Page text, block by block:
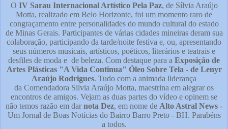
O IV Sarau Internacional Artístico Pela Paz, de Sílvia Araújo
Motta, realizado em Belo Horizonte, foi um momento raro de
congraçamento entre personalidades do mundo cultural do estado
de Minas Gerais. Participantes de várias cidades mineiras deram sua
colaboração, participando da tarde/noite festiva e, ou, apresentando
seus números musicais, artísticos, poéticos, literários e teatrais e
desfiles de moda e de beleza. Com destaque para a Exposição de
Artes Plásticas "A Vida Continua" Óleo Sobre Tela - de Lenyr
Araújo Rodrigues. Tudo com a animada liderança
da Comendadora Silvia Araújo Motta, maestrina em alegrar os
encontros de amigos. Vejam as duas partes do vídeo e opinem se
não temos razão em darnota Dez, em nome de Alto Astral News -
Um Jornal de Boas Notícias do Bairro Barro Preto - BH. Parabéns
a todos.